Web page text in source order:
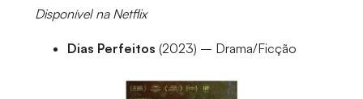
Disponível na Netflix
Dias Perfeitos (2023) – Drama/Ficção